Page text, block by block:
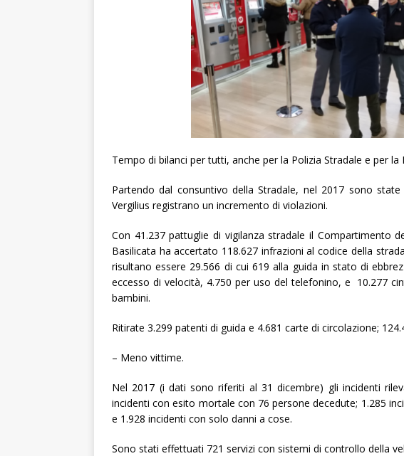
Tempo di bilanci per tutti, anche per la Polizia Stradale e per la
Partendo dal consuntivo della Stradale, nel 2017 sono
Vergilius registrano un incremento di violazioni.
Con 41.237 pattuglie di vigilanza stradale il Compartimento
Basilicata ha accertato 118.627 infrazioni al codice della
risultano essere 29.566 di cui 619 alla guida in stato di
eccesso di velocità, 4.750 per uso del telefonino, e 10.277
bambini.
Ritirate 3.299 patenti di guida e 4.681 carte di circolazione;
– Meno vittime.
Nel 2017 (i dati sono riferiti al 31 dicembre) gli incidenti
incidenti con esito mortale con 76 persone decedute; 1.285
e 1.928 incidenti con solo danni a cose.
Sono stati effettuati 721 servizi con sistemi di controllo della